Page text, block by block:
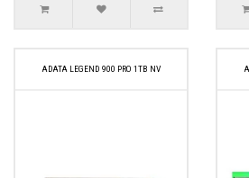
ADATA LEGEND 900 PRO 1TB NV